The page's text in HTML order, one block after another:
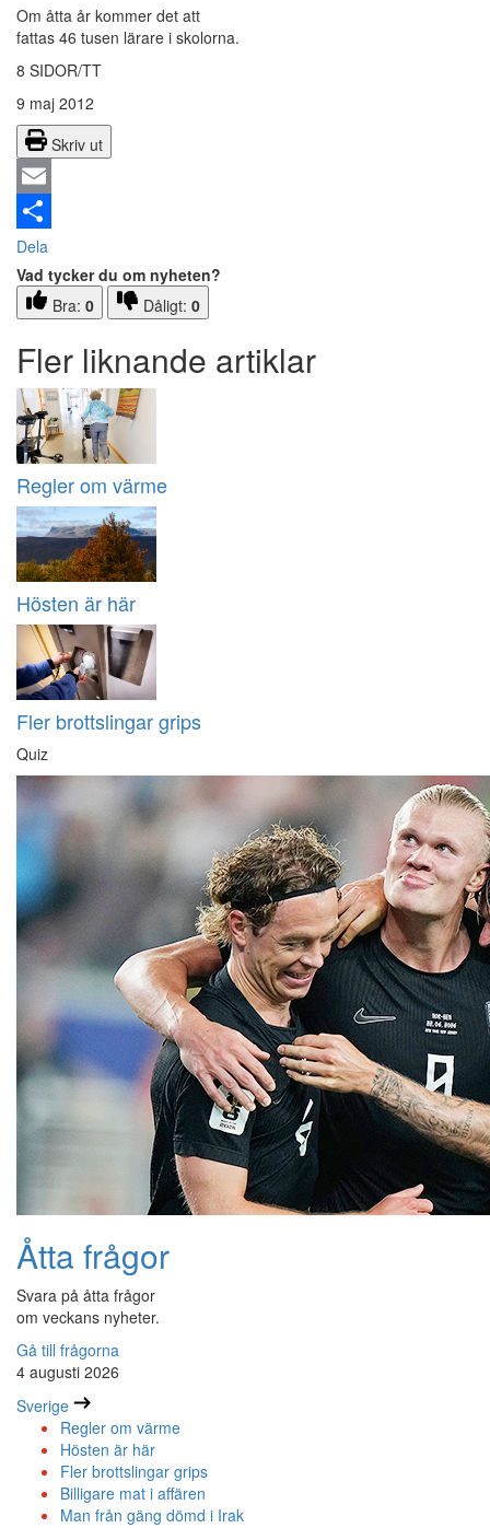
Om åtta år kommer det att
fattas 46 tusen lärare i skolorna.
8 SIDOR/TT
9 maj 2012
Skriv ut
Email
Dela
Vad tycker du om nyheten?
Bra: 0 Dåligt: 0
Fler liknande artiklar
Regler om värme
Hösten är här
Fler brottslingar grips
Quiz
Åtta frågor
Svara på åtta frågor
om veckans nyheter.
Gå till frågorna
4 augusti 2026
Sverige
Regler om värme
Hösten är här
Fler brottslingar grips
Billigare mat i affären
Man från gäng dömd i Irak